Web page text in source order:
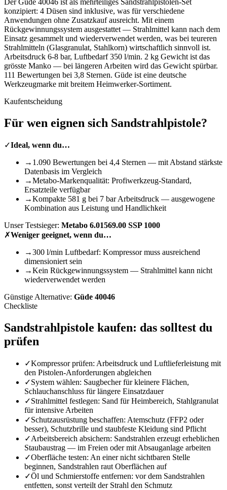
Der Güde 40046 ist als mehrteiliges Sandstrahlpistolen-Set
konzipiert: 4 Düsen sind inklusive, was für verschiedene
Anwendungen ohne Zusatzkauf ausreicht. Mit einem
Rückgewinnungssystem ausgestattet — Strahlmittel kann nach dem
Einsatz gesammelt und wiederverwendet werden, was bei teureren
Strahlmitteln (Glasgranulat, Stahlkorn) wirtschaftlich sinnvoll ist.
Arbeitsdruck 6-8 bar, Luftbedarf 350 l/min. 2 kg Gewicht ist das
grösste Manko — bei längeren Arbeiten wird das Gewicht spürbar.
111 Bewertungen bei 3,8 Sternen. Güde ist eine deutsche
Werkzeugmarke mit breitem Heimwerker-Sortiment.
Kaufentscheidung
Für wen eignen sich Sandstrahlpistole?
✓Ideal, wenn du…
→ 1.090 Bewertungen bei 4,4 Sternen — mit Abstand stärkste
Datenbasis im Vergleich
→Metabo-Markenqualität: Profiwerkzeug-Standard,
Ersatzteile verfügbar
→Kompakte 581 g bei 7 bar Arbeitsdruck — ausgewogene
Kombination aus Leistung und Handlichkeit
Unser Testsieger: Metabo 6.01569.00 SSP 1000
✗Weniger geeignet, wenn du…
→300 l/min Luftbedarf: Kompressor muss ausreichend
dimensioniert sein
→Kein Rückgewinnungssystem — Strahlmittel kann nicht
wiederverwendet werden
Günstige Alternative: Güde 40046
Checkliste
Sandstrahlpistole kaufen: das solltest du
prüfen
✓Kompressor prüfen: Arbeitsdruck und Luftlieferleistung mit
den Pistolen-Anforderungen abgleichen
✓System wählen: Saugbecher für kleinere Flächen,
Schlauchanschluss für längere Einsatzdauer
✓Strahlmittel festlegen: Sand für Heimbereich, Stahlgranulat
für intensive Arbeiten
✓Schutzausrüstung beschaffen: Atemschutz (FFP2 oder
besser), Schutzbrille und staubfeste Kleidung sind Pflicht
✓Arbeitsbereich absichern: Sandstrahlen erzeugt erheblichen
Staubaustrag — im Freien oder mit Absauganlage arbeiten
✓Oberfläche testen: An einer nicht sichtbaren Stelle
beginnen, Sandstrahlen raut Oberflächen auf
✓Öl und Schmierstoffe entfernen: vor dem Sandstrahlen
entfetten, sonst verteilt der Strahl den Schmutz